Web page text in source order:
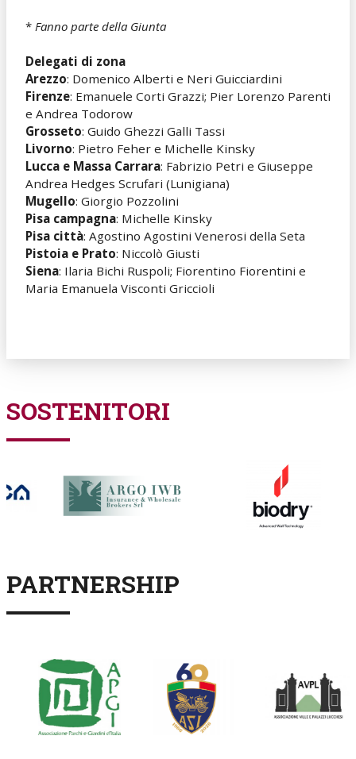
* Fanno parte della Giunta
Delegati di zona
Arezzo: Domenico Alberti e Neri Guicciardini
Firenze: Emanuele Corti Grazzi; Pier Lorenzo Parenti
e Andrea Todorow
Grosseto: Guido Ghezzi Galli Tassi
Livorno: Pietro Feher e Michelle Kinsky
Lucca e Massa Carrara: Fabrizio Petri e Giuseppe
Andrea Hedges Scrufari (Lunigiana)
Mugello: Giorgio Pozzolini
Pisa campagna: Michelle Kinsky
Pisa città: Agostino Agostini Venerosi della Seta
Pistoia e Prato: Niccolò Giusti
Siena: Ilaria Bichi Ruspoli; Fiorentino Fiorentini e
Maria Emanuela Visconti Griccioli
SOSTENITORI
PARTNERSHIP